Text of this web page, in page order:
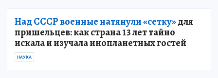
Над СССР военные натянули «сетку»для
пришельцев: как страна 13 лет тайно
искала и изучала инопланетных гостей
НАУКА